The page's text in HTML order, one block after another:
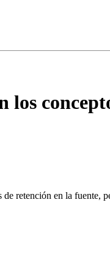
los
retención en la